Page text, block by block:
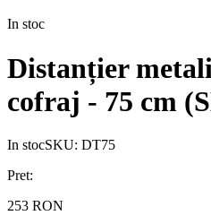
In stoc
Distanțier
cofraj - 75 cm
In stocSKU: DT75
Pret:
253 RON